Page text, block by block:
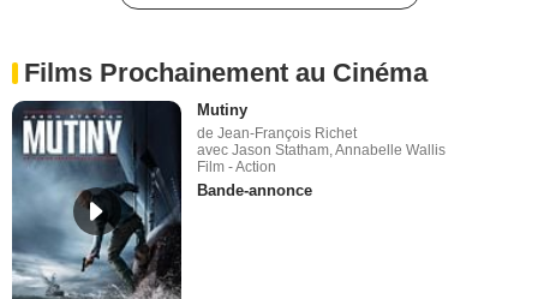
Films Prochainement au Cinéma
Mutiny
de Jean-François Richet
avec Jason Statham, Annabelle Wallis
Film - Action
Bande-annonce